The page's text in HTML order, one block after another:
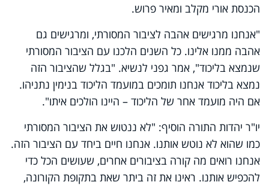
הכנסת אורי מקלב ומאיר פרוש.
"אנחנו מרגישים אהבה לציבור המסורתי, ומרגישים גם
אהבה ממנו אלינו. כל השנים הלכנו עם הציבור המסורתי
שנמצא בליכוד", אמר גפני לנשיא. "בגלל שהציבור הזה
נמצא בליכוד אנחנו תומכים במועמד הליכוד בנימין נתניהו.
אם היה מועמד אחר של הליכוד – היינו הולכים איתו".
יו"ר יהדות התורה הוסיף: "לא ננטוש את הציבור המסורתי
כמו שהוא לא נוטש אותנו. אנחנו חיים ביחד עם הציבור הזה.
אנחנו רואים מה קורה בציבורים אחרים, שעושים הכל כדי
להכפיש אותנו. ראינו את זה ביתר שאת בתקופת הקורונה,